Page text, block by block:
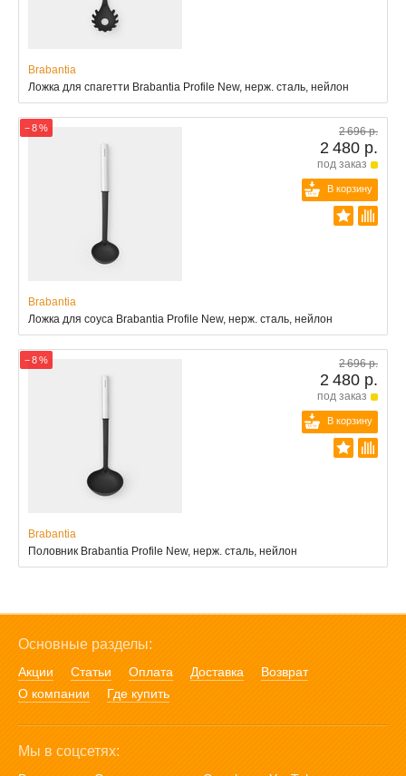
Brabantia
Ложка для спагетти Brabantia Profile New, нерж. сталь, нейлон
− 8 % 2 696 р.
2 480 р.
под заказ
В корзину
Brabantia
Ложка для соуса Brabantia Profile New, нерж. сталь, нейлон
− 8 % 2 696 р.
2 480 р.
под заказ
В корзину
Brabantia
Половник Brabantia Profile New, нерж. сталь, нейлон
Основные разделы:
Акции Статьи Оплата Доставка
Возврат
О компании
Где купить
Мы в соцсетях: